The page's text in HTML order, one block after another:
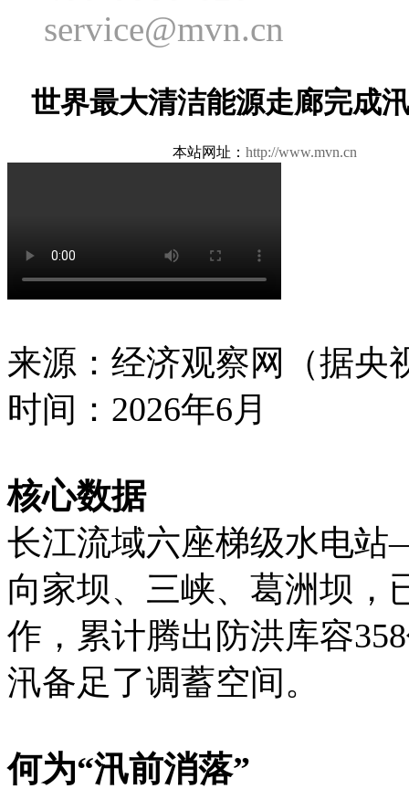
service@mvn.cn
世界最大清洁能源走廊完成
本站网址： http://www.mvn.cn
来源：经济观察网（据央
时间：2026年6月
核心数据
长江流域六座梯级水电
向家坝、三峡、葛洲坝，
作，累计腾出防洪库容
汛备足了调蓄空间。
何为“汛前消落”